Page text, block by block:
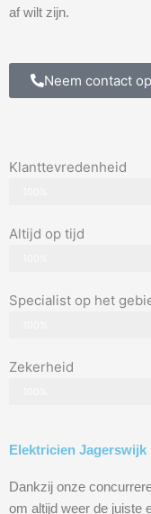
af wilt zijn.
Neem contact op
Klanttevredenheid
Altijd op tijd
Specialist op het
Zekerheid
Elektricien Jagerswijk
Dankzij onze
om altijd weer de juiste